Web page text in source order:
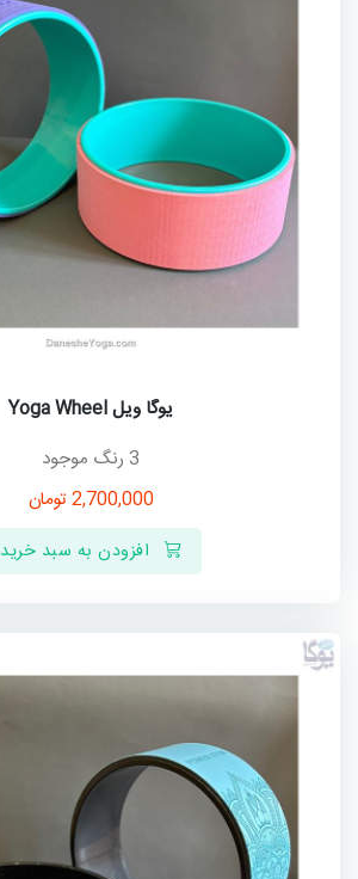
یوگا ویل Yoga Wheel
3 رنگ موجود
2,700,000تومان
افزودن به سبد خرید